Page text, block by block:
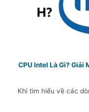
CPU Intel Là Gì? Giải
Khi tìm hiểu về các